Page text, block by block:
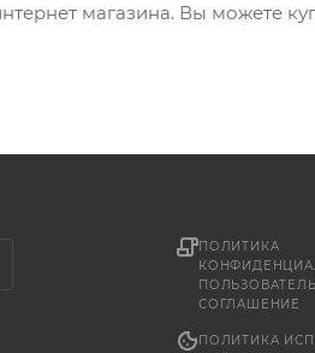
магазина. Вы можете
ПОЛИТИКА
СОГЛАШЕНИЕ
ПОЛИТИКА